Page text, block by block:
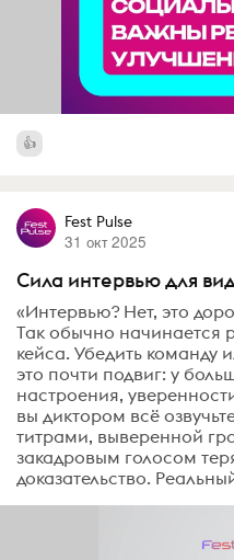
Fest Pulse
31 окт 2025
Сила интервью для
«Интервью? Нет, это
Так обычно начинается
кейса. Убедить команду
это почти подвиг: у
настроения,
вы диктором всё
титрами, выверенной
закадровым голосом
доказательство.